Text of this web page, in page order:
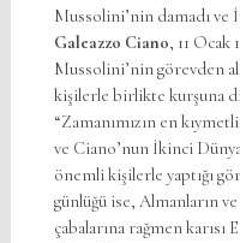
Mussolini’nin damadı ve
Galeazzo Ciano, 11 Ocak
Mussolini’nin görevden
kişilerle birlikte kurşuna
“Zamanımızın en
ve Ciano’nun İkinci
önemli kişilerle yaptığı
günlüğü ise, Almanların
çabalarına rağmen